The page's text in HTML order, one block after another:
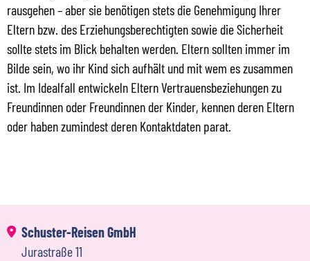
rausgehen – aber sie benötigen stets die Genehmigung Ihrer
Eltern bzw. des Erziehungsberechtigten sowie die Sicherheit
sollte stets im Blick behalten werden. Eltern sollten immer im
Bilde sein, wo ihr Kind sich aufhält und mit wem es zusammen
ist. Im Idealfall entwickeln Eltern Vertrauensbeziehungen zu
Freundinnen oder Freundinnen der Kinder, kennen deren Eltern
oder haben zumindest deren Kontaktdaten parat.
Schuster-Reisen GmbH
Jurastraße 11